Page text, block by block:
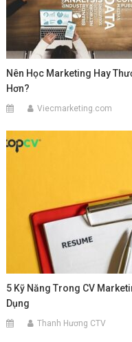
Nên Học Marketing Hay
Hơn?
Viecmarketing.com
5 Kỹ Năng Trong CV
Dụng
Thanh Hương CTV